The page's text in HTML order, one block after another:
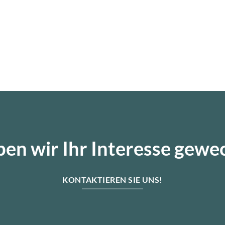
wir Ihr Interesse
KONTAKTIEREN SIE UNS!